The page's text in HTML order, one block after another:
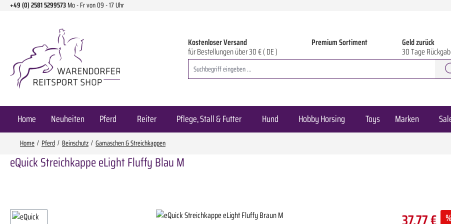
Hauptinhalt springen
Zur Suche springen
Zur Hauptnavigation springen
+49 (0) 2581 5299573Mo - Fr von 09 - 17 Uhr
Kostenloser Versand
für Bestellungen über 30 € ( DE )
Premium Sortiment Geld zurück
30 Tage
Home Neuheiten Pferd Reiter Pflege, Stall & Futter Hund Hobby Horsing Toys Marken
Home Pferd Beinschutz Gamaschen & Streichkappen
eQuick Streichkappe eLight Fluffy Blau M
Bildergalerie überspringen %